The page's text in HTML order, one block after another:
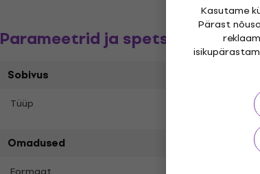
Kasutame
Pärast
Parameetrid ja
Sobivus
Tüüp
Omadused